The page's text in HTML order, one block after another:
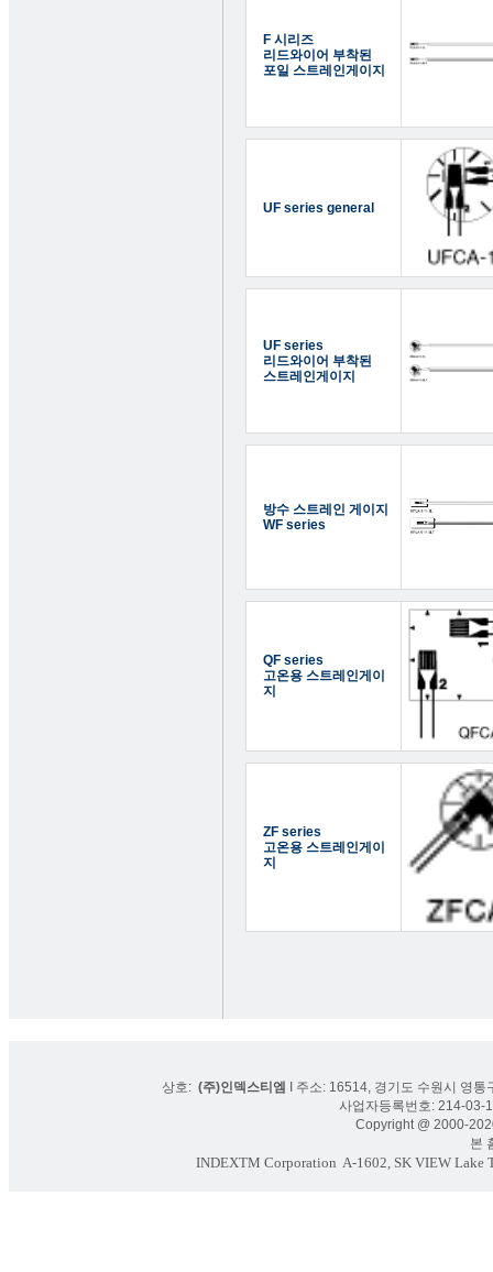
F 시리즈
리드와이어 부착된
포일 스트레인게이지
UF series general
UF series
리드와이어 부착된
스트레인게이지
방수 스트레인 게이지
WF series
QF series
고온용 스트레인게이
지
ZF series
고온용 스트레인게이
지
상호: (주)인덱스티엠
I 주소: 16514, 경기도 수원시 영
사업자등록번호: 214-
Copyright @ 2000-
본 홈
INDEXTM Corporation A-1602, SK VIEW Lake